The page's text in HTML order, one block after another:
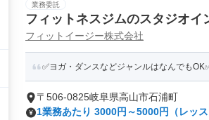
業務委託
フィットネスジムのスタジオイ
フィットイージー株式会社
✅ヨガ・ダンスなどジャンルはなんでも
〒506-0825岐阜県高山市石浦町
1業務あたり 3000円～5000円（レッス